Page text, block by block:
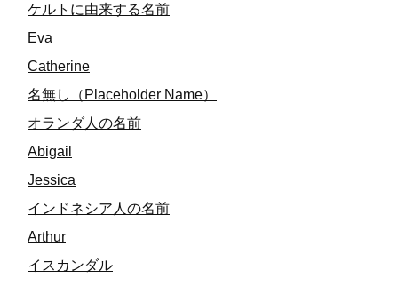
ケルトに由来する名前
Eva
Catherine
名無し（Placeholder Name）
オランダ人の名前
Abigail
Jessica
インドネシア人の名前
Arthur
イスカンダル